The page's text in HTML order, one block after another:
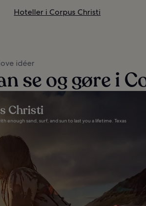
Hoteller i Corpus Christi
idéer
se og gøre i
Christi
enough sand, surf, and sun to last you a lifetime. Texas